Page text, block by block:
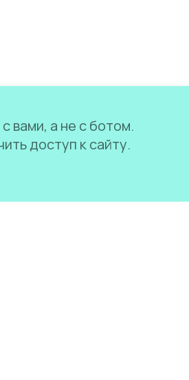
вами, а не с ботом.
доступ к сайту.